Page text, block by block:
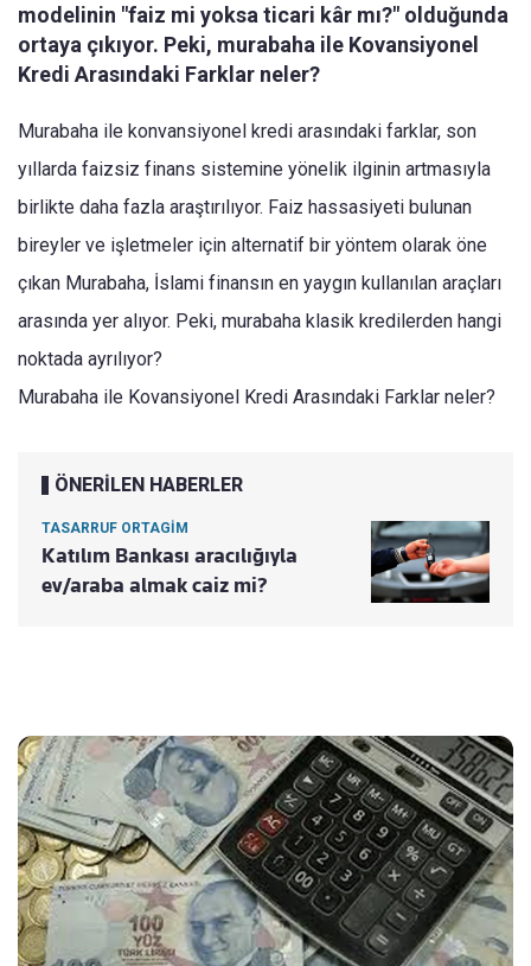
modelinin "faiz mi yoksa ticari kâr mı?" olduğunda
ortaya çıkıyor. Peki, murabaha ile Kovansiyonel
Kredi Arasındaki Farklar neler?
Murabaha ile konvansiyonel kredi arasındaki farklar, son
yıllarda faizsiz finans sistemine yönelik ilginin artmasıyla
birlikte daha fazla araştırılıyor. Faiz hassasiyeti bulunan
bireyler ve işletmeler için alternatif bir yöntem olarak öne
çıkan Murabaha, İslami finansın en yaygın kullanılan araçları
arasında yer alıyor. Peki, murabaha klasik kredilerden hangi
noktada ayrılıyor?
Murabaha ile Kovansiyonel Kredi Arasındaki Farklar neler?
ÖNERİLEN HABERLER
TASARRUF ORTAGİM
Katılım Bankası aracılığıyla
ev/araba almak caiz mi?